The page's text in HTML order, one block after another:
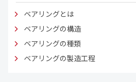
ベアリングとは
ベアリングの構造
ベアリングの種類
ベアリングの製造工程